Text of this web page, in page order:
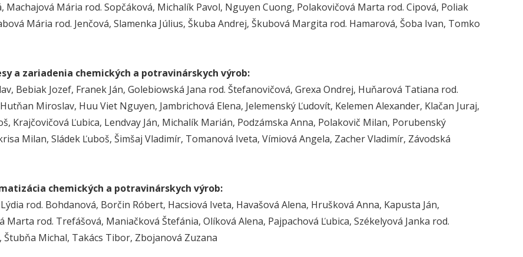
Machajová Mária rod. Sopčáková, Michalík Pavol, Nguyen Cuong, Polakovičová Marta rod. Cipová, Poliak
Mária rod. Jenčová, Slamenka Július, Škuba Andrej, Škubová Margita rod. Hamarová, Šoba Ivan, Tomko
a zariadenia chemických a potravinárskych výrob:
Bebiak Jozef, Franek Ján, Golebiowská Jana rod. Štefanovičová, Grexa Ondrej, Huňarová Tatiana rod.
Miroslav, Huu Viet Nguyen, Jambrichová Elena, Jelemenský Ľudovít, Kelemen Alexander, Klačan Juraj,
Krajčovičová Ľubica, Lendvay Ján, Michalík Marián, Podzámska Anna, Polakovič Milan, Porubenský
Milan, Sládek Ľuboš, Šimšaj Vladimír, Tomanová Iveta, Vímiová Angela, Zacher Vladimír, Závodská
chemických a potravinárskych výrob:
rod. Bohdanová, Borčin Róbert, Hacsiová Iveta, Havašová Alena, Hrušková Anna, Kapusta Ján,
Marta rod. Trefášová, Maniačková Štefánia, Olíková Alena, Pajpachová Ľubica, Székelyová Janka rod.
Štubňa Michal, Takács Tibor, Zbojanová Zuzana